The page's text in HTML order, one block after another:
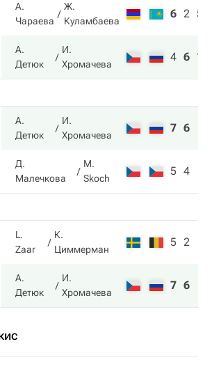
А.
Чараева
Ж.
Куламбаева
6 2 5
А.
Детюк
И.
Хромачева
4 6 10
А.
Детюк
И.
Хромачева
7 6
Д.
Малечкова
M.
Skoch
5 4
L.
Zaar
К.
Циммерман
5 2
А.
Детюк
И.
Хромачева
7 6